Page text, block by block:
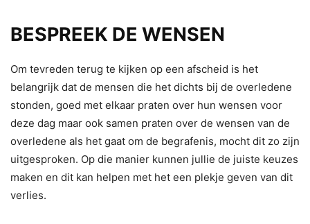
BESPREEK DE WENSEN
Om tevreden terug te kijken op een afscheid is het
belangrijk dat de mensen die het dichts bij de overledene
stonden, goed met elkaar praten over hun wensen voor
deze dag maar ook samen praten over de wensen van de
overledene als het gaat om de begrafenis, mocht dit zo zijn
uitgesproken. Op die manier kunnen jullie de juiste keuzes
maken en dit kan helpen met het een plekje geven van dit
verlies.